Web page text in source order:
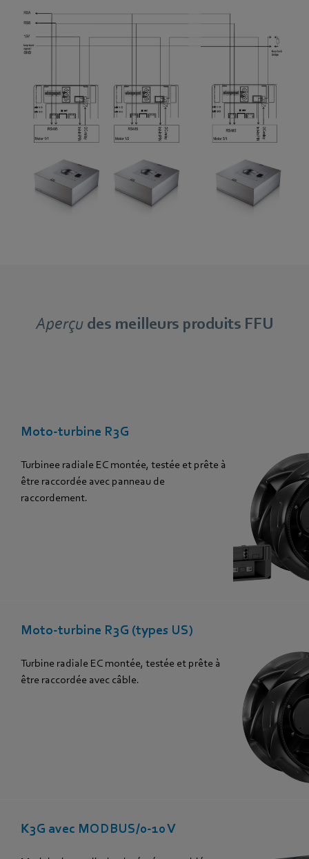
Aperçudes meilleurs produits FFU
Moto-turbine R3G
Turbinee radiale EC montée, testée et prête à
être raccordée avec panneau de
raccordement.
Moto-turbine R3G (types US)
Turbine radiale EC montée, testée et prête à
être raccordée avec câble.
K3G avec MODBUS/0-10 V